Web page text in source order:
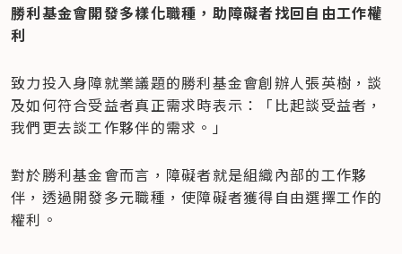
勝利基金會開發多樣化職種，助障礙者找回自由工作權
利
致力投入身障就業議題的勝利基金會創辦人張英樹，談
及如何符合受益者真正需求時表示：「比起談受益者，
我們更去談工作夥伴的需求。」
對於勝利基金會而言，障礙者就是組織內部的工作夥
伴，透過開發多元職種，使障礙者獲得自由選擇工作的
權利。